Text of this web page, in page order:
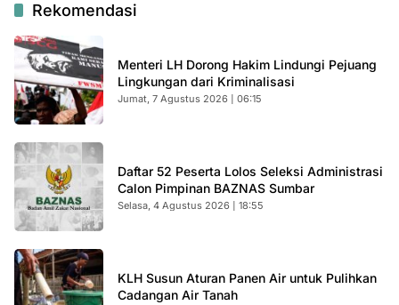
Rekomendasi
Menteri LH Dorong Hakim Lindungi Pejuang
Lingkungan dari Kriminalisasi
Jumat, 7 Agustus 2026 | 06:15
Daftar 52 Peserta Lolos Seleksi Administrasi
Calon Pimpinan BAZNAS Sumbar
Selasa, 4 Agustus 2026 | 18:55
KLH Susun Aturan Panen Air untuk Pulihkan
Cadangan Air Tanah